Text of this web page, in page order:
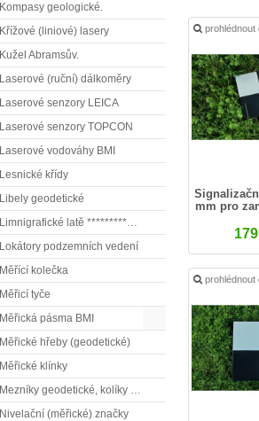
Kompasy geologické.
Křížové (liniové) lasery
Kužel Abramsův.
Laserové (ruční) dálkoměry
Laserové senzory LEICA
Laserové senzory TOPCON
Laserové vodováhy BMI
Lesnické křídy
Libely geodetické
Limnigrafické latě ************( vodočetné latě)
Lokátory podzemních vedení
Měřící kolečka
Měřicí tyče
Měřická pásma BMI
Měřické hřeby (geodetické)
Měřické klínky
Mezníky geodetické, kolíky vytyčovací
Nivelační (měřické) značky
prohlédnout
mm pro
prohlédnout